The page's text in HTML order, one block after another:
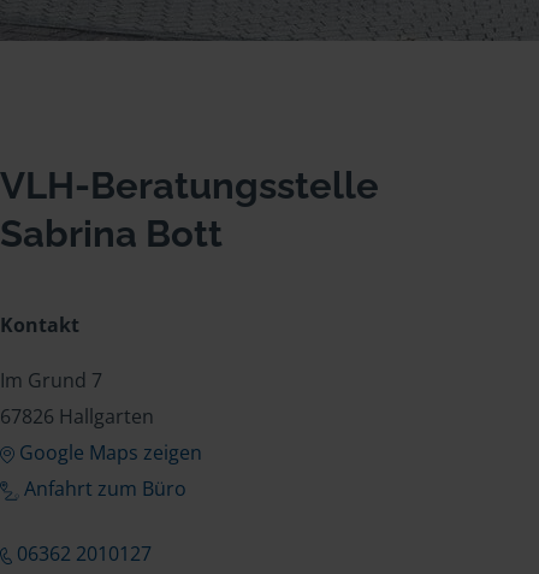
VLH-Beratungsstelle
Sabrina Bott
Kontakt
Im Grund 7
67826 Hallgarten
Google Maps zeigen
Anfahrt zum Büro
06362 2010127